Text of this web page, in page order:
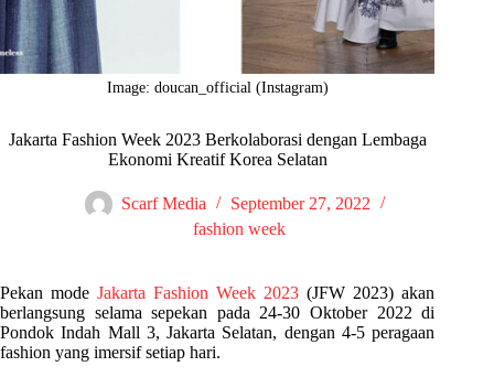
Image: doucan_official (Instagram)
Jakarta Fashion Week 2023 Berkolaborasi dengan Lembaga
Ekonomi Kreatif Korea Selatan
Scarf Media
September 27, 2022
fashion week
Pekan modeJakarta Fashion Week 2023 (JFW 2023) akan
berlangsung selama sepekan pada 24-30 Oktober 2022 di
Pondok Indah Mall 3, Jakarta Selatan, dengan 4-5 peragaan
fashion yang imersif setiap hari.